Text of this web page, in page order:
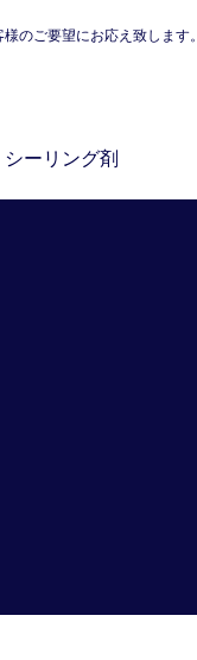
のご要望にお応え致します。
ーリング剤